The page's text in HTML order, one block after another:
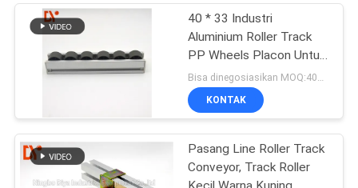
40 * 33 Industri
Aluminium Roller Track
PP Wheels Placon Untuk
Gudang FIFO Sliding
Shelf
KONTAK
Pasang Line Roller Track
Conveyor, Track Roller